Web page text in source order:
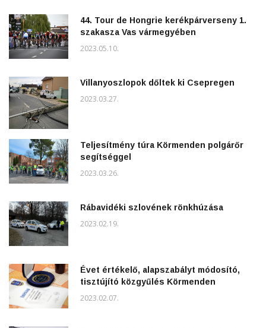
44. Tour de Hongrie kerékpárverseny 1.
szakasza Vas vármegyében
2023.05.10.
Villanyoszlopok dőltek ki Csepregen
2023.03.27.
Teljesítmény túra Körmenden polgárőr
segítséggel
2023.03.26.
Rábavidéki szlovének rönkhúzása
2023.02.19.
Évet értékelő, alapszabályt módosító,
tisztújító közgyűlés Körmenden
2023.02.07.